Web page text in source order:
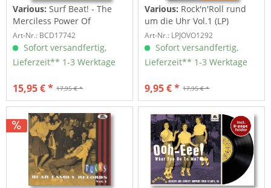
Various: Surf Beat! - The
Merciless Power Of
Water,...
Art-Nr.: BCD17742
Sofort versandfertig,
Lieferzeit** 1-3 Werktage
17,95 € *
15,95 € *
Various: Rock'n'Roll rund
um die Uhr Vol.1 (LP)
Art-Nr.: LPJOVO1292
Sofort versandfertig,
Lieferzeit** 1-3 Werktage
17,95 € *
9,95 € *